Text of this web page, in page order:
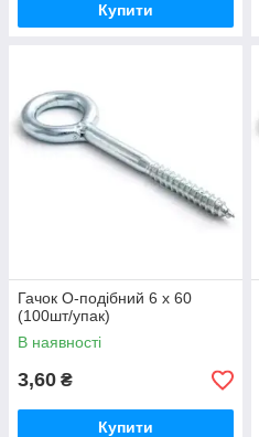
Купити
Гачок О-подібний 6 х 60
(100шт/упак)
В наявності
3,60 ₴
Купити